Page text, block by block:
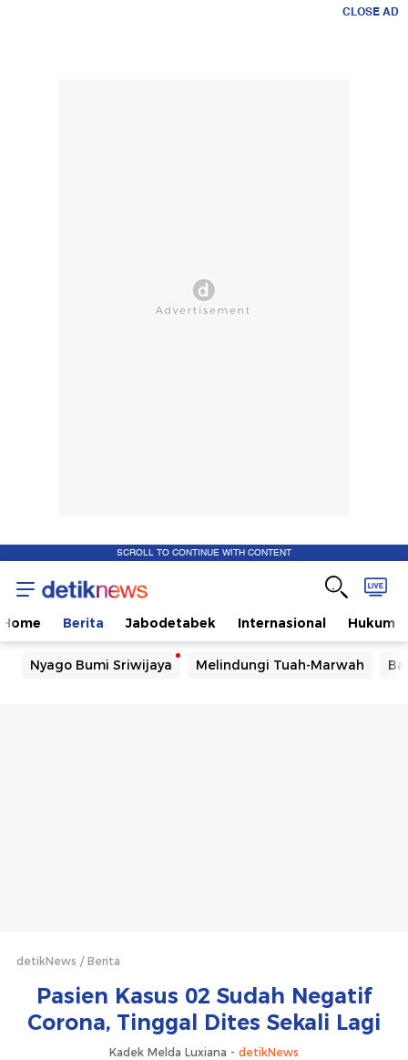
CLOSE AD
SCROLL TO CONTINUE WITH CONTENT
Home Berita Jabodetabek Internasional Hukum
Nyago Bumi Sriwijaya Melindungi Tuah-Marwah
detikNews Berita
Pasien Kasus 02 Sudah Negatif
Corona, Tinggal Dites Sekali Lagi
Kadek Melda Luxiana - detikNews